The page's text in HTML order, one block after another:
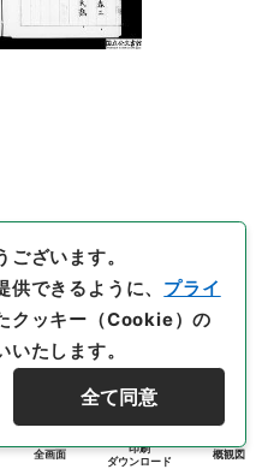
全画面
印刷
ダウンロード
概観図
ざいます。
できるように、 プライ
クッキー（Cookie）の
たします。
全て同意